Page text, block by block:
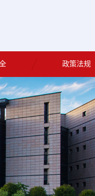
政策法规